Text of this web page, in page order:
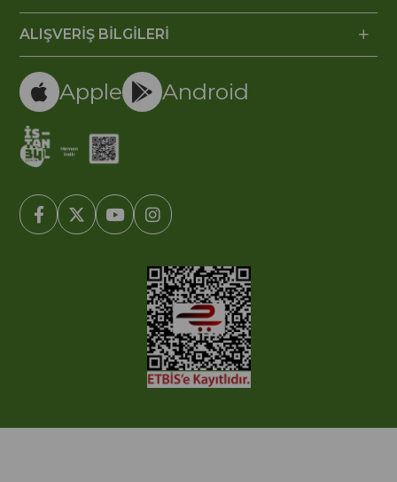
ALIŞVERİŞ BİLGİLERİ
Apple Android